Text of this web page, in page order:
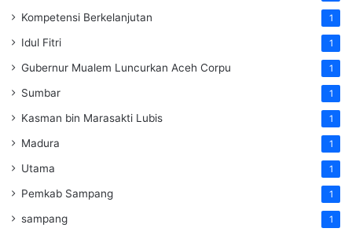
Kompetensi Berkelanjutan 1
Idul Fitri 1
Gubernur Mualem Luncurkan Aceh Corpu 1
Sumbar 1
Kasman bin Marasakti Lubis 1
Madura 1
Utama 1
Pemkab Sampang 1
sampang 1